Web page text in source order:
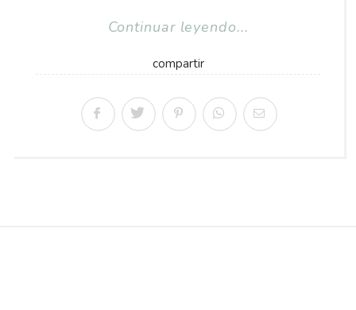
Continuar leyendo...
compartir